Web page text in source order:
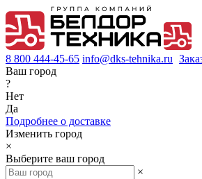
8 800 444-45-65 info@dks-tehnika.ru
Ваш город
?
Нет
Да
Подробнее о доставке
Изменить город
×
Выберите ваш город
×